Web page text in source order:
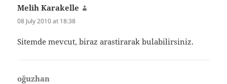
Melih Karakelle
08 July 2010 at 18:38
Sitemde mevcut, biraz arastirarak bulabilirsiniz.
oğuzhan